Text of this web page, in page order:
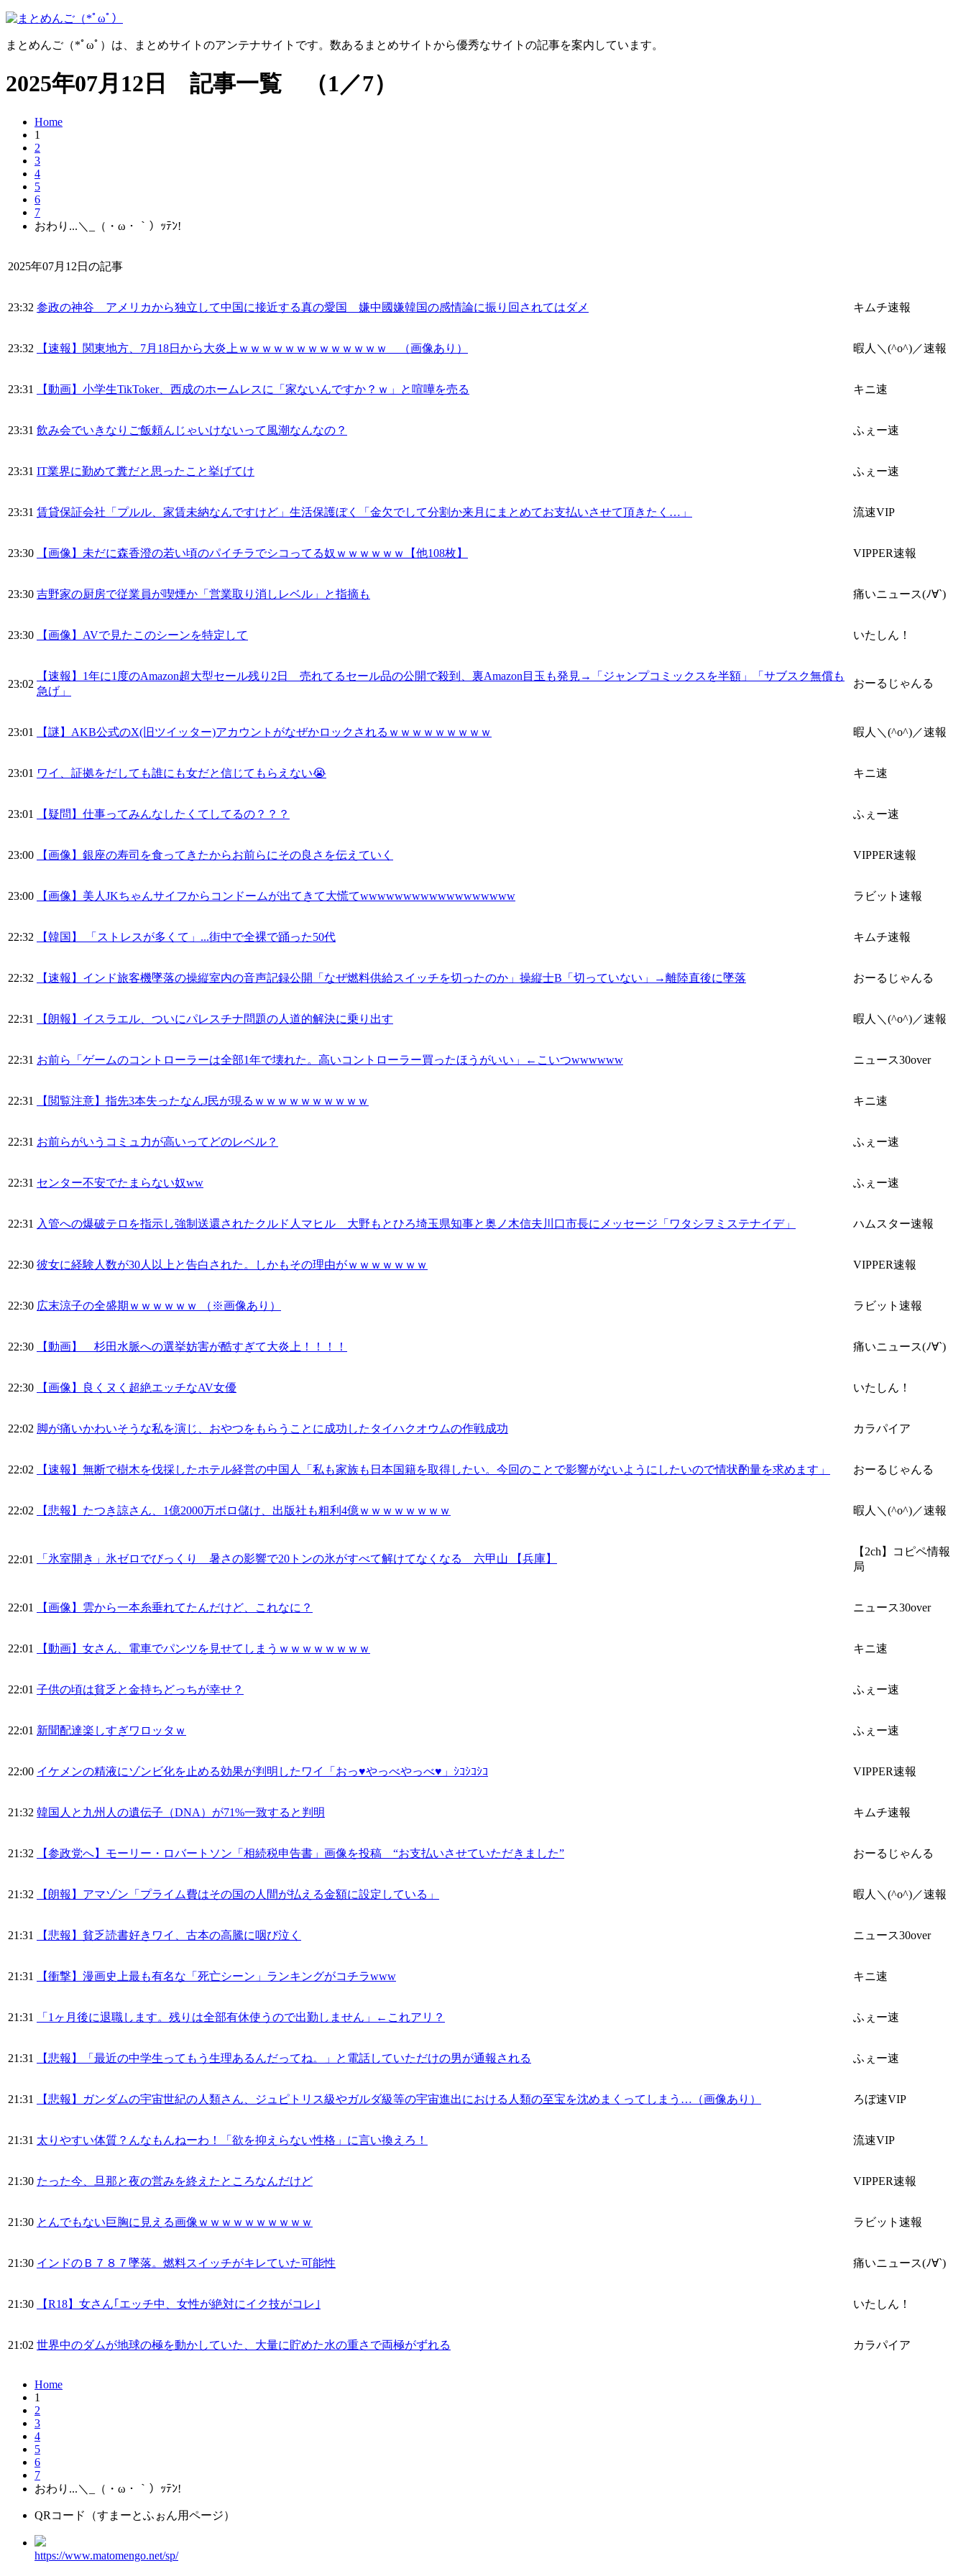
まとめんご（*ﾟωﾟ）は、まとめサイトのアンテナサイトです。数あるまとめサイトから優秀なサイトの記事を案内しています。
2025年07月12日 記事一覧 （1／7）
Home
1
2
3
4
5
6
7
おわり...＼_（・ω・｀）ｯﾃﾝ!
2025年07月12日の記事
23:32 参政の神谷 アメリカから独立して中国に接近する真の愛国 嫌中國嫌韓国の感情論に振り回されてはダメ キムチ速報
23:32 【速報】関東地方、7月18日から大炎上ｗｗｗｗｗｗｗｗｗｗｗｗｗ （画像あり） 暇人＼(^o^)／速報
23:31 【動画】小学生TikToker、西成のホームレスに「家ないんですか？ｗ」と喧嘩を売る キニ速
23:31 飲み会でいきなりご飯頼んじゃいけないって風潮なんなの？ ふぇー速
23:31 IT業界に勤めて糞だと思ったこと挙げてけ ふぇー速
23:31 賃貸保証会社「プルル、家賃未納なんですけど」生活保護ぼく「金欠でして分割か来月にまとめてお支払いさせて頂きたく…」 流速VIP
23:30 【画像】未だに森香澄の若い頃のパイチラでシコってる奴ｗｗｗｗｗｗ【他108枚】 VIPPER速報
23:30 吉野家の厨房で従業員が喫煙か「営業取り消しレベル」と指摘も 痛いニュース(ﾉ∀`)
23:30 【画像】AVで見たこのシーンを特定して いたしん！
23:02
【速報】1年に1度のAmazon超大型セール残り2日 売れてるセール品の公開で殺到、裏Amazon目玉も発見→「ジャンプコミックスを半額」「サブスク無償も
急げ」
おーるじゃんる
23:01 【謎】AKB公式のX(旧ツイッター)アカウントがなぜかロックされるｗｗｗｗｗｗｗｗｗ 暇人＼(^o^)／速報
23:01 ワイ、証拠をだしても誰にも女だと信じてもらえない😭 キニ速
23:01 【疑問】仕事ってみんなしたくてしてるの？？？ ふぇー速
23:00 【画像】銀座の寿司を食ってきたからお前らにその良さを伝えていく VIPPER速報
23:00 【画像】美人JKちゃんサイフからコンドームが出てきて大慌てwwwwwwwwwwwwwwwwww ラビット速報
22:32 【韓国】 「ストレスが多くて」...街中で全裸で踊った50代 キムチ速報
22:32 【速報】インド旅客機墜落の操縦室内の音声記録公開「なぜ燃料供給スイッチを切ったのか」操縦士B「切っていない」→離陸直後に墜落 おーるじゃんる
22:31 【朗報】イスラエル、ついにパレスチナ問題の人道的解決に乗り出す 暇人＼(^o^)／速報
22:31 お前ら「ゲームのコントローラーは全部1年で壊れた。高いコントローラー買ったほうがいい」←こいつwwwwww ニュース30over
22:31 【閲覧注意】指先3本失ったなんJ民が現るｗｗｗｗｗｗｗｗｗｗ キニ速
22:31 お前らがいうコミュ力が高いってどのレベル？ ふぇー速
22:31 センター不安でたまらない奴ww ふぇー速
22:31 入管への爆破テロを指示し強制送還されたクルド人マヒル 大野もとひろ埼玉県知事と奥ノ木信夫川口市長にメッセージ「ワタシヲミステナイデ」 ハムスター速報
22:30 彼女に経験人数が30人以上と告白された。しかもその理由がｗｗｗｗｗｗｗ VIPPER速報
22:30 広末涼子の全盛期ｗｗｗｗｗｗ （※画像あり） ラビット速報
22:30 【動画】 杉田水脈への選挙妨害が酷すぎて大炎上！！！！ 痛いニュース(ﾉ∀`)
22:30 【画像】良くヌく超絶エッチなAV女優 いたしん！
22:02 脚が痛いかわいそうな私を演じ、おやつをもらうことに成功したタイハクオウムの作戦成功 カラパイア
22:02 【速報】無断で樹木を伐採したホテル経営の中国人「私も家族も日本国籍を取得したい。今回のことで影響がないようにしたいので情状酌量を求めます」 おーるじゃんる
22:02 【悲報】たつき諒さん、1億2000万ボロ儲け、出版社も粗利4億ｗｗｗｗｗｗｗｗ 暇人＼(^o^)／速報
22:01 「氷室開き」氷ゼロでびっくり 暑さの影響で20トンの氷がすべて解けてなくなる 六甲山 【兵庫】
【2ch】コピペ情報
局
22:01 【画像】雲から一本糸垂れてたんだけど、これなに？ ニュース30over
22:01 【動画】女さん、電車でパンツを見せてしまうｗｗｗｗｗｗｗｗ キニ速
22:01 子供の頃は貧乏と金持ちどっちが幸せ？ ふぇー速
22:01 新聞配達楽しすぎワロッタｗ ふぇー速
22:00 イケメンの精液にゾンビ化を止める効果が判明したワイ「おっ♥やっべやっべ♥」ｼｺｼｺｼｺ VIPPER速報
21:32 韓国人と九州人の遺伝子（DNA）が71%一致すると判明 キムチ速報
21:32 【参政党へ】モーリー・ロバートソン「相続税申告書」画像を投稿 “お支払いさせていただきました” おーるじゃんる
21:32 【朗報】アマゾン「プライム費はその国の人間が払える金額に設定している」 暇人＼(^o^)／速報
21:31 【悲報】貧乏読書好きワイ、古本の高騰に咽び泣く ニュース30over
21:31 【衝撃】漫画史上最も有名な「死亡シーン」ランキングがコチラwww キニ速
21:31 「1ヶ月後に退職します。残りは全部有休使うので出勤しません」←これアリ？ ふぇー速
21:31 【悲報】「最近の中学生ってもう生理あるんだってね。」と電話していただけの男が通報される ふぇー速
21:31 【悲報】ガンダムの宇宙世紀の人類さん、ジュピトリス級やガルダ級等の宇宙進出における人類の至宝を沈めまくってしまう…（画像あり） ろぼ速VIP
21:31 太りやすい体質？んなもんねーわ！「欲を抑えらない性格」に言い換えろ！ 流速VIP
21:30 たった今、旦那と夜の営みを終えたところなんだけど VIPPER速報
21:30 とんでもない巨胸に見える画像ｗｗｗｗｗｗｗｗｗｗ ラビット速報
21:30 インドのＢ７８７墜落。燃料スイッチがキレていた可能性 痛いニュース(ﾉ∀`)
21:30 【R18】女さん｢エッチ中、女性が絶対にイク技がコレ｣ いたしん！
21:02 世界中のダムが地球の極を動かしていた、大量に貯めた水の重さで両極がずれる カラパイア
Home
1
2
3
4
5
6
7
おわり...＼_（・ω・｀）ｯﾃﾝ!
QRコード（すまーとふぉん用ページ）
https://www.matomengo.net/sp/